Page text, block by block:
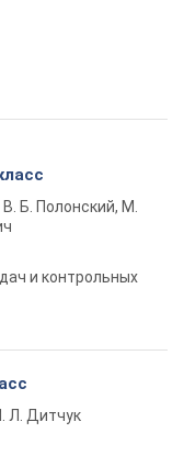
Б. Полонский, М.
и контрольных
Л. Дитчук